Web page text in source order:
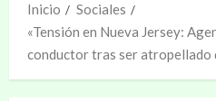
Inicio
Sociales
«Tensión en Nueva Jersey:
conductor tras ser atropellado